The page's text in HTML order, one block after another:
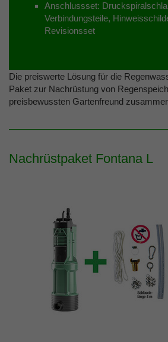
Anschlussset:
Verbindungsteile,
Revisionsset
Die preiswerte Lösung für die
Paket zur Nachrüstung von
preisbewussten Gartenfreund
Nachrüstpaket Fontana L